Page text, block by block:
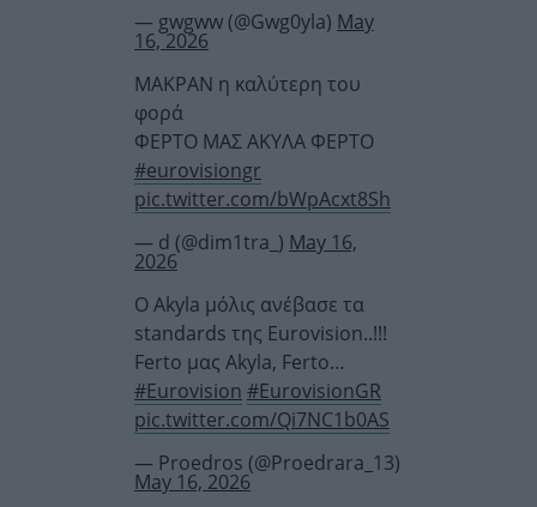
— gwgww (@Gwg0yla) May
16, 2026
ΜΑΚΡΑΝ η καλύτερη του
φορά
ΦΕΡΤΟ ΜΑΣ ΑΚΥΛΑ ΦΕΡΤΟ
#eurovisiongr
pic.twitter.com/bWpAcxt8Sh
— d (@dim1tra_) May 16,
2026
Ο Akyla μόλις ανέβασε τα
standards της Eurovision..!!!
Ferto μας Akyla, Ferto…
#Eurovision #EurovisionGR
pic.twitter.com/Qi7NC1b0AS
— Proedros (@Proedrara_13)
May 16, 2026